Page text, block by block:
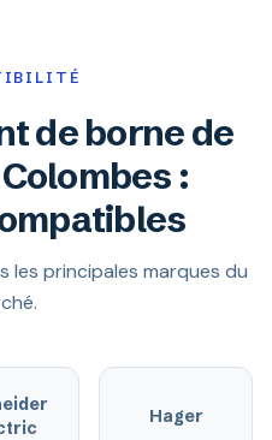
de borne de
:
les principales marques du
Hager